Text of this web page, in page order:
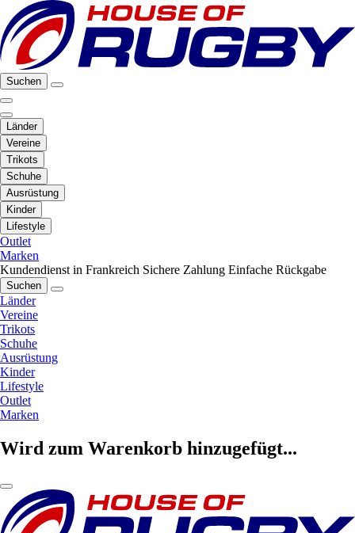
Suchen
Länder
Vereine
Trikots
Schuhe
Ausrüstung
Kinder
Lifestyle
Outlet
Marken
Kundendienst in Frankreich Sichere Zahlung Einfache Rückgabe
Suchen
Länder
Vereine
Trikots
Schuhe
Ausrüstung
Kinder
Lifestyle
Outlet
Marken
Wird zum Warenkorb hinzugefügt...